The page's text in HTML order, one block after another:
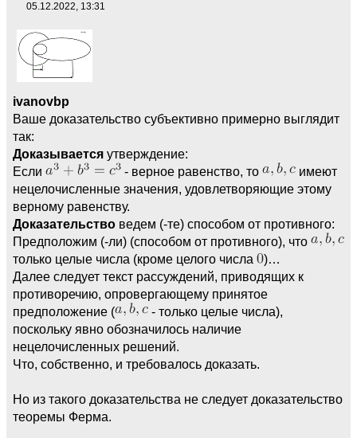
05.12.2022, 13:31
ivanovbp
Ваше доказательство субъективно примерно выглядит
так:
Доказывается утверждение:
Если
- верное равенство, то
имеют
нецелочисленные значения, удовлетворяющие этому
верному равенству.
Доказательство ведем (-те) способом от противного:
Предположим (-ли) (способом от противного), что
только целые числа (кроме целого числа
)…
Далее следует текст рассуждений, приводящих к
противоречию, опровергающему принятое
предположение (
- только целые числа),
поскольку явно обозначилось наличие
нецелочисленных решений.
Что, собственно, и требовалось доказать.
Но из такого доказательства не следует доказательство
теоремы Ферма.